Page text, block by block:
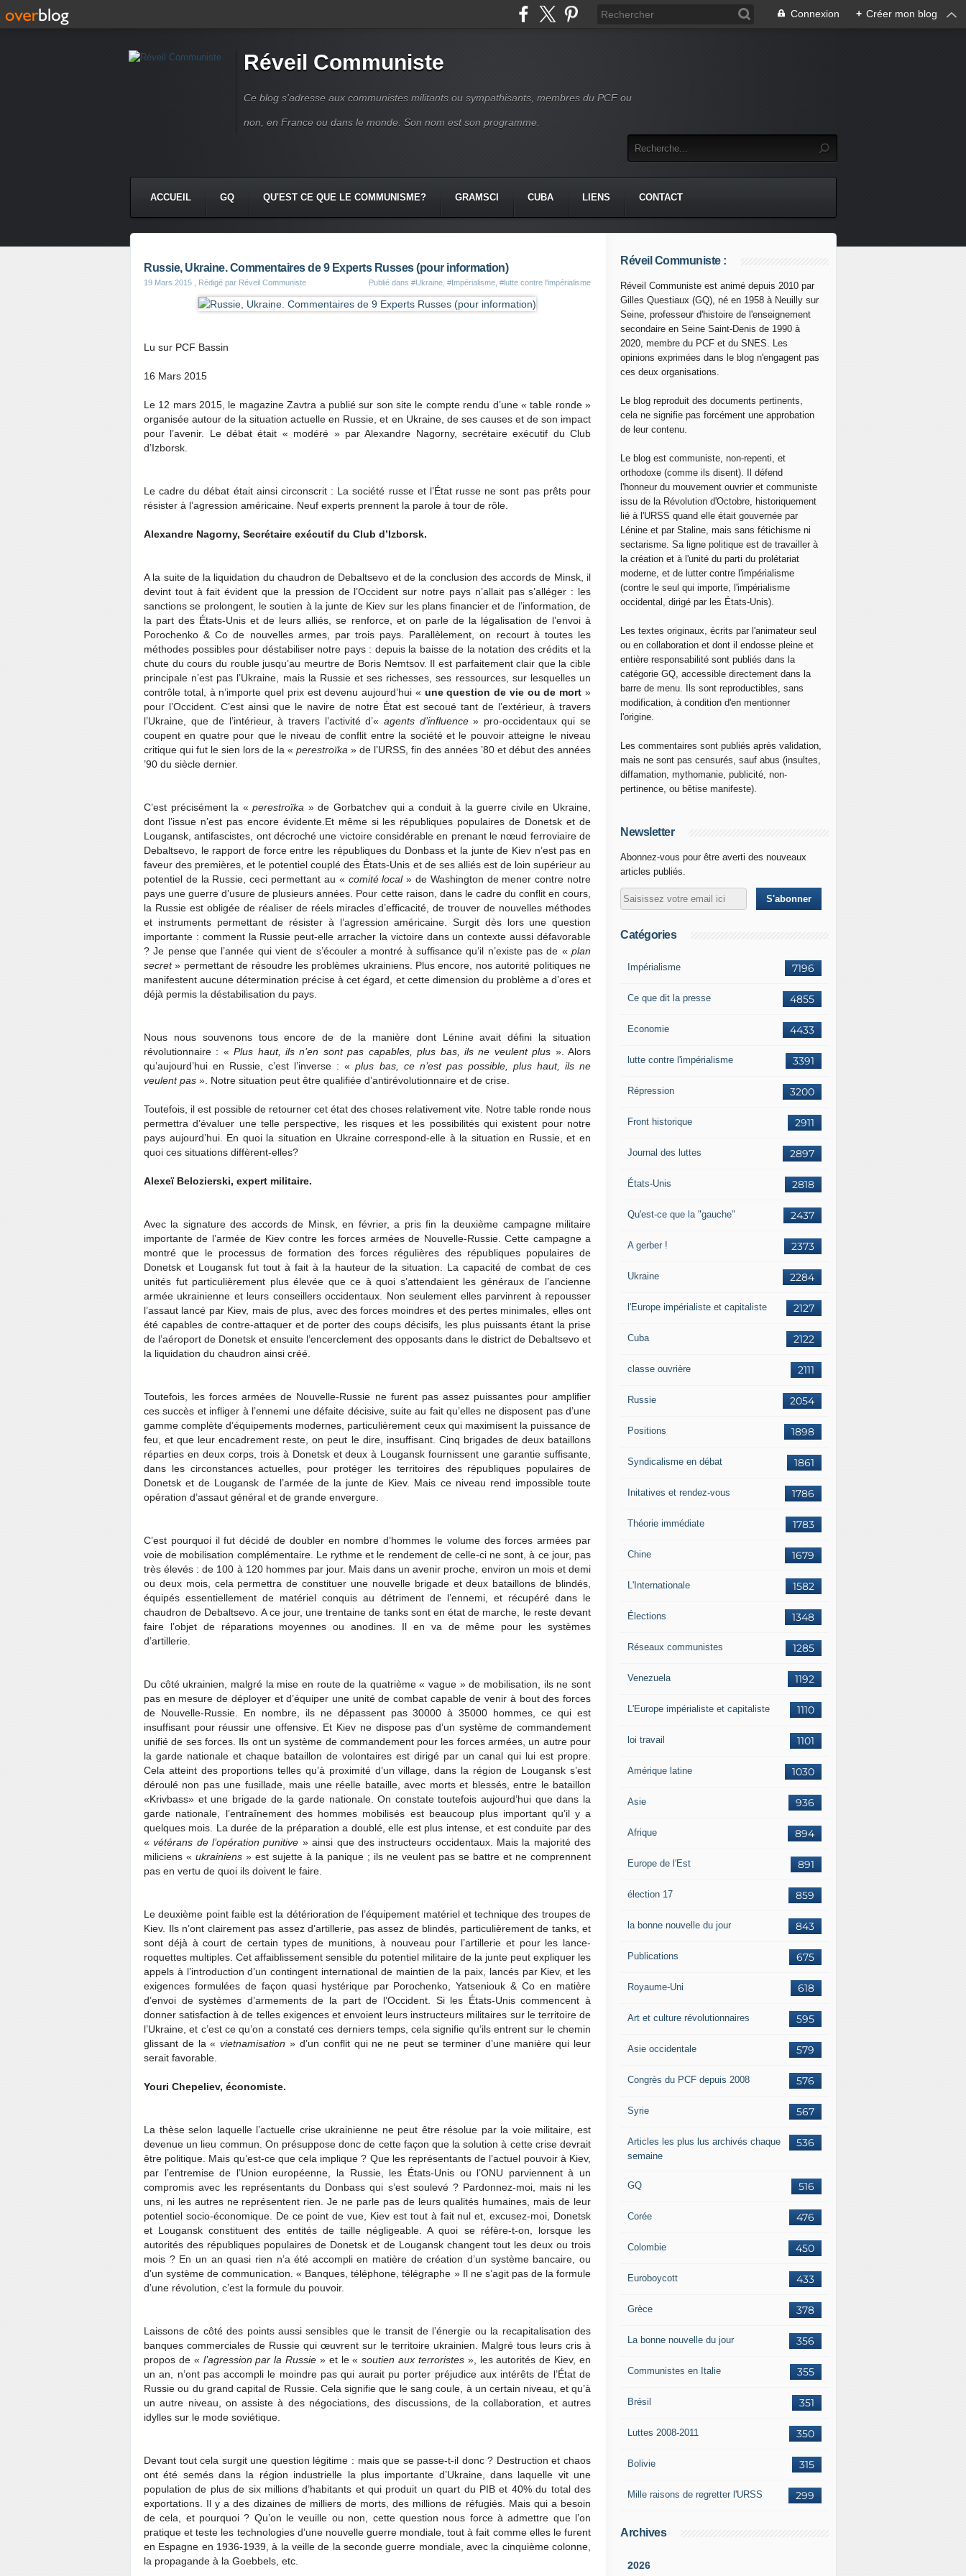
Connexion + Créer mon blog
Réveil Communiste
Ce blog s'adresse aux communistes militants ou sympathisants, membres du PCF ou
non, en France ou dans le monde. Son nom est son programme.
ACCUEIL GQ QU'EST CE QUE LE COMMUNISME? GRAMSCI CUBA LIENS CONTACT
Russie, Ukraine. Commentaires de 9 Experts Russes (pour information)
19 Mars 2015 , Rédigé par Réveil Communiste Publié dans #Ukraine #Impérialisme #lutte contre l'impérialisme
Lu sur PCF Bassin
16 Mars 2015
Le 12 mars 2015, le magazine Zavtra a publié sur son site le compte rendu d’une « table ronde »
organisée autour de la situation actuelle en Russie, et en Ukraine, de ses causes et de son impact
pour l’avenir. Le débat était « modéré » par Alexandre Nagorny, secrétaire exécutif du Club
d’Izborsk.
Le cadre du débat était ainsi circonscrit : La société russe et l’État russe ne sont pas prêts pour
résister à l’agression américaine. Neuf experts prennent la parole à tour de rôle.
Alexandre Nagorny, Secrétaire exécutif du Club d’Izborsk.
A la suite de la liquidation du chaudron de Debaltsevo et de la conclusion des accords de Minsk, il
devint tout à fait évident que la pression de l’Occident sur notre pays n’allait pas s’alléger : les
sanctions se prolongent, le soutien à la junte de Kiev sur les plans financier et de l’information, de
la part des États-Unis et de leurs alliés, se renforce, et on parle de la légalisation de l’envoi à
Porochenko & Co de nouvelles armes, par trois pays. Parallèlement, on recourt à toutes les
méthodes possibles pour déstabiliser notre pays : depuis la baisse de la notation des crédits et la
chute du cours du rouble jusqu’au meurtre de Boris Nemtsov. Il est parfaitement clair que la cible
principale n’est pas l’Ukraine, mais la Russie et ses richesses, ses ressources, sur lesquelles un
contrôle total, à n’importe quel prix est devenu aujourd’hui « une question de vie ou de mort »
pour l’Occident. C’est ainsi que le navire de notre État est secoué tant de l’extérieur, à travers
l’Ukraine, que de l’intérieur, à travers l’activité d’« agents d’influence» pro-occidentaux qui se
coupent en quatre pour que le niveau de conflit entre la société et le pouvoir atteigne le niveau
critique qui fut le sien lors de la « perestroïka » de l’URSS, fin des années ’80 et début des années
’90 du siècle dernier.
C’est précisément la «perestroïka » de Gorbatchev qui a conduit à la guerre civile en Ukraine,
dont l’issue n’est pas encore évidente.Et même si les républiques populaires de Donetsk et de
Lougansk, antifascistes, ont décroché une victoire considérable en prenant le nœud ferroviaire de
Debaltsevo, le rapport de force entre les républiques du Donbass et la junte de Kiev n’est pas en
faveur des premières, et le potentiel couplé des États-Unis et de ses alliés est de loin supérieur au
potentiel de la Russie, ceci permettant au « comité local» de Washington de mener contre notre
pays une guerre d’usure de plusieurs années. Pour cette raison, dans le cadre du conflit en cours,
la Russie est obligée de réaliser de réels miracles d’efficacité, de trouver de nouvelles méthodes
et instruments permettant de résister à l’agression américaine. Surgit dès lors une question
importante : comment la Russie peut-elle arracher la victoire dans un contexte aussi défavorable
? Je pense que l’année qui vient de s’écouler a montré à suffisance qu’il n’existe pas de « plan
secret» permettant de résoudre les problèmes ukrainiens. Plus encore, nos autorité politiques ne
manifestent aucune détermination précise à cet égard, et cette dimension du problème a d’ores et
déjà permis la déstabilisation du pays.
Nous nous souvenons tous encore de de la manière dont Lénine avait défini la situation
révolutionnaire : «Plus haut, ils n’en sont pas capables, plus bas, ils ne veulent plus ». Alors
qu’aujourd’hui en Russie, c’est l’inverse : «plus bas, ce n’est pas possible, plus haut, ils ne
veulent pas ». Notre situation peut être qualifiée d’antirévolutionnaire et de crise.
Toutefois, il est possible de retourner cet état des choses relativement vite. Notre table ronde nous
permettra d’évaluer une telle perspective, les risques et les possibilités qui existent pour notre
pays aujourd’hui. En quoi la situation en Ukraine correspond-elle à la situation en Russie, et en
quoi ces situations diffèrent-elles?
Alexeï Belozierski, expert militaire.
Avec la signature des accords de Minsk, en février, a pris fin la deuxième campagne militaire
importante de l’armée de Kiev contre les forces armées de Nouvelle-Russie. Cette campagne a
montré que le processus de formation des forces régulières des républiques populaires de
Donetsk et Lougansk fut tout à fait à la hauteur de la situation. La capacité de combat de ces
unités fut particulièrement plus élevée que ce à quoi s’attendaient les généraux de l’ancienne
armée ukrainienne et leurs conseillers occidentaux. Non seulement elles parvinrent à repousser
l’assaut lancé par Kiev, mais de plus, avec des forces moindres et des pertes minimales, elles ont
été capables de contre-attaquer et de porter des coups décisifs, les plus puissants étant la prise
de l’aéroport de Donetsk et ensuite l’encerclement des opposants dans le district de Debaltsevo et
la liquidation du chaudron ainsi créé.
Toutefois, les forces armées de Nouvelle-Russie ne furent pas assez puissantes pour amplifier
ces succès et infliger à l’ennemi une défaite décisive, suite au fait qu’elles ne disposent pas d’une
gamme complète d’équipements modernes, particulièrement ceux qui maximisent la puissance de
feu, et que leur encadrement reste, on peut le dire, insuffisant. Cinq brigades de deux bataillons
réparties en deux corps, trois à Donetsk et deux à Lougansk fournissent une garantie suffisante,
dans les circonstances actuelles, pour protéger les territoires des républiques populaires de
Donetsk et de Lougansk de l’armée de la junte de Kiev. Mais ce niveau rend impossible toute
opération d’assaut général et de grande envergure.
C’est pourquoi il fut décidé de doubler en nombre d’hommes le volume des forces armées par
voie de mobilisation complémentaire. Le rythme et le rendement de celle-ci ne sont, à ce jour, pas
très élevés : de 100 à 120 hommes par jour. Mais dans un avenir proche, environ un mois et demi
ou deux mois, cela permettra de constituer une nouvelle brigade et deux bataillons de blindés,
équipés essentiellement de matériel conquis au détriment de l’ennemi, et récupéré dans le
chaudron de Debaltsevo. A ce jour, une trentaine de tanks sont en état de marche, le reste devant
faire l’objet de réparations moyennes ou anodines. Il en va de même pour les systèmes
d’artillerie.
Du côté ukrainien, malgré la mise en route de la quatrième « vague » de mobilisation, ils ne sont
pas en mesure de déployer et d’équiper une unité de combat capable de venir à bout des forces
de Nouvelle-Russie. En nombre, ils ne dépassent pas 30000 à 35000 hommes, ce qui est
insuffisant pour réussir une offensive. Et Kiev ne dispose pas d’un système de commandement
unifié de ses forces. Ils ont un système de commandement pour les forces armées, un autre pour
la garde nationale et chaque bataillon de volontaires est dirigé par un canal qui lui est propre.
Cela atteint des proportions telles qu’à proximité d’un village, dans la région de Lougansk s’est
déroulé non pas une fusillade, mais une réelle bataille, avec morts et blessés, entre le bataillon
«Krivbass» et une brigade de la garde nationale. On constate toutefois aujourd’hui que dans la
garde nationale, l’entraînement des hommes mobilisés est beaucoup plus important qu’il y a
quelques mois. La durée de la préparation a doublé, elle est plus intense, et est conduite par des
«vétérans de l’opération punitive » ainsi que des instructeurs occidentaux. Mais la majorité des
miliciens « ukrainiens » est sujette à la panique ; ils ne veulent pas se battre et ne comprennent
pas en vertu de quoi ils doivent le faire.
Le deuxième point faible est la détérioration de l’équipement matériel et technique des troupes de
Kiev. Ils n’ont clairement pas assez d’artillerie, pas assez de blindés, particulièrement de tanks, et
sont déjà à court de certain types de munitions, à nouveau pour l’artillerie et pour les lance-
roquettes multiples. Cet affaiblissement sensible du potentiel militaire de la junte peut expliquer les
appels à l’introduction d’un contingent international de maintien de la paix, lancés par Kiev, et les
exigences formulées de façon quasi hystérique par Porochenko, Yatseniouk & Co en matière
d’envoi de systèmes d’armements de la part de l’Occident. Si les États-Unis commencent à
donner satisfaction à de telles exigences et envoient leurs instructeurs militaires sur le territoire de
l’Ukraine, et c’est ce qu’on a constaté ces derniers temps, cela signifie qu’ils entrent sur le chemin
glissant de la «vietnamisation » d’un conflit qui ne ne peut se terminer d’une manière qui leur
serait favorable.
Youri Chepeliev, économiste.
La thèse selon laquelle l’actuelle crise ukrainienne ne peut être résolue par la voie militaire, est
devenue un lieu commun. On présuppose donc de cette façon que la solution à cette crise devrait
être politique. Mais qu’est-ce que cela implique ? Que les représentants de l’actuel pouvoir à Kiev,
par l’entremise de l’Union européenne, la Russie, les États-Unis ou l’ONU parviennent à un
compromis avec les représentants du Donbass qui s’est soulevé ? Pardonnez-moi, mais ni les
uns, ni les autres ne représentent rien. Je ne parle pas de leurs qualités humaines, mais de leur
potentiel socio-économique. De ce point de vue, Kiev est tout à fait nul et, excusez-moi, Donetsk
et Lougansk constituent des entités de taille négligeable. A quoi se réfère-t-on, lorsque les
autorités des républiques populaires de Donetsk et de Lougansk changent tout les deux ou trois
mois ? En un an quasi rien n’a été accompli en matière de création d’un système bancaire, ou
d’un système de communication. « Banques, téléphone, télégraphe » Il ne s’agit pas de la formule
d’une révolution, c’est la formule du pouvoir.
Laissons de côté des points aussi sensibles que le transit de l’énergie ou la recapitalisation des
banques commerciales de Russie qui œuvrent sur le territoire ukrainien. Malgré tous leurs cris à
propos de « l’agression par la Russie » et le «soutien aux terroristes», les autorités de Kiev, en
un an, n’ont pas accompli le moindre pas qui aurait pu porter préjudice aux intérêts de l’État de
Russie ou du grand capital de Russie. Cela signifie que le sang coule, à un certain niveau, et qu’à
un autre niveau, on assiste à des négociations, des discussions, de la collaboration, et autres
idylles sur le mode soviétique.
Devant tout cela surgit une question légitime : mais que se passe-t-il donc ? Destruction et chaos
ont été semés dans la région industrielle la plus importante d’Ukraine, dans laquelle vit une
population de plus de six millions d’habitants et qui produit un quart du PIB et 40% du total des
exportations. Il y a des dizaines de milliers de morts, des millions de réfugiés. Mais qui a besoin
de cela, et pourquoi ? Qu’on le veuille ou non, cette question nous force à admettre que l’on
pratique et teste les technologies d’une nouvelle guerre mondiale, tout à fait comme elles le furent
en Espagne en 1936-1939, à la veille de la seconde guerre mondiale, avec la cinquième colonne,
la propagande à la Goebbels, etc.
Réveil Communiste :
Réveil Communiste est animé depuis 2010 par
Gilles Questiaux (GQ), né en 1958 à Neuilly sur
Seine, professeur d'histoire de l'enseignement
secondaire en Seine Saint-Denis de 1990 à
2020, membre du PCF et du SNES. Les
opinions exprimées dans le blog n'engagent pas
ces deux organisations.
Le blog reproduit des documents pertinents,
cela ne signifie pas forcément une approbation
de leur contenu.
Le blog est communiste, non-repenti, et
orthodoxe (comme ils disent). Il défend
l'honneur du mouvement ouvrier et communiste
issu de la Révolution d'Octobre, historiquement
lié à l'URSS quand elle était gouvernée par
Lénine et par Staline, mais sans fétichisme ni
sectarisme. Sa ligne politique est de travailler à
la création et à l'unité du parti du prolétariat
moderne, et de lutter contre l'impérialisme
(contre le seul qui importe, l'impérialisme
occidental, dirigé par les États-Unis).
Les textes originaux, écrits par l'animateur seul
ou en collaboration et dont il endosse pleine et
entière responsabilité sont publiés dans la
catégorie GQ, accessible directement dans la
barre de menu. Ils sont reproductibles, sans
modification, à condition d'en mentionner
l'origine.
Les commentaires sont publiés après validation,
mais ne sont pas censurés, sauf abus (insultes,
diffamation, mythomanie, publicité, non-
pertinence, ou bêtise manifeste).
Newsletter
Abonnez-vous pour être averti des nouveaux
articles publiés.
Catégories
7196
Impérialisme
4855
Ce que dit la presse
4433
Economie
3391
lutte contre l'impérialisme
3200
Répression
2911
Front historique
2897
Journal des luttes
2818
États-Unis
2437
Qu'est-ce que la "gauche"
2373
A gerber !
2284
Ukraine
2127
l'Europe impérialiste et capitaliste
2122
Cuba
2111
classe ouvrière
2054
Russie
1898
Positions
1861
Syndicalisme en débat
1786
Initatives et rendez-vous
1783
Théorie immédiate
1679
Chine
1582
L'Internationale
1348
Élections
1285
Réseaux communistes
1192
Venezuela
1110
L'Europe impérialiste et capitaliste
1101
loi travail
1030
Amérique latine
936
Asie
894
Afrique
891
Europe de l'Est
859
élection 17
843
la bonne nouvelle du jour
675
Publications
618
Royaume-Uni
595
Art et culture révolutionnaires
579
Asie occidentale
576
Congrès du PCF depuis 2008
567
Syrie
536
Articles les plus lus archivés chaque
semaine
516
GQ
476
Corée
450
Colombie
433
Euroboycott
378
Grèce
356
La bonne nouvelle du jour
355
Communistes en Italie
351
Brésil
350
Luttes 2008-2011
315
Bolivie
299
Mille raisons de regretter l'URSS
Archives
2026